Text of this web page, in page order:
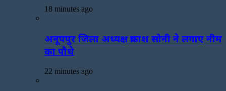
18 minutes ago
अनूपपुर जिला अध्यक्ष प्रकाश सोनी ने लगाए नीम
का पौधे
22 minutes ago